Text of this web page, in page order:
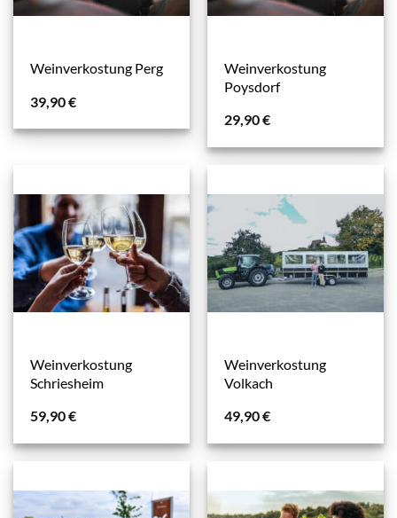
Weinverkostung Perg
39,90€
Weinverkostung
Poysdorf
29,90€
Weinverkostung
Schriesheim
59,90€
Weinverkostung
Volkach
49,90€